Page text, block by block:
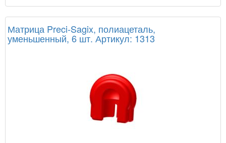
Матрица Preci-Sagix, полиацеталь,
уменьшенный, 6 шт. Артикул: 1313